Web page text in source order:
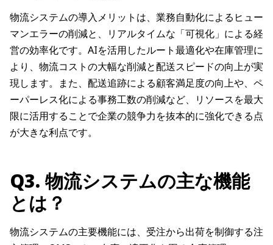
物流システムの導入メリットは、業務自動化によるヒュー
マンエラーの削減と、リアルタイムな「可視化」による経
営の効率化です。AIを活用したルート最適化や在庫管理に
より、物流コストの大幅な削減と配送スピードの向上が実
現します。また、配送追跡による顧客満足度の向上や、ペ
ーパーレス化による事務工数の削減など、リソースを最大
限に活用することで企業の競争力を抜本的に強化できる点
が大きな利点です。
Q3. 物流システムの主な機能
とは？
物流システムの主要機能には、受注から出荷を制御する注